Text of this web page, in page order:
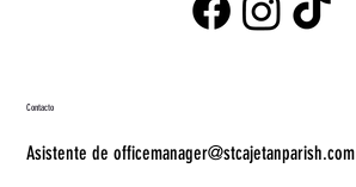
Contacto
Asistente de officemanager@stcajetanparish.com